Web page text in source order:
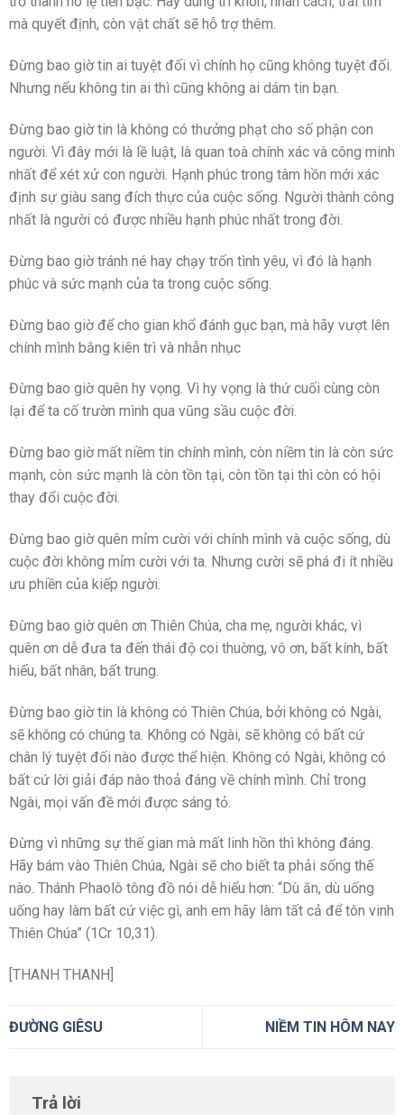
mà quyết định, còn vật chất sẽ hỗ trợ thêm.
Đừng bao giờ tin ai tuyệt đối vì chính họ cũng không tuyệt đối.
Nhưng nếu không tin ai thì cũng không ai dám tin bạn.
Đừng bao giờ tin là không có thưởng phạt cho số phận con
người. Vì đây mới là lề luật, là quan toà chính xác và công minh
nhất để xét xử con người. Hạnh phúc trong tâm hồn mới xác
định sự giàu sang đích thực của cuộc sống. Người thành công
nhất là người có được nhiều hạnh phúc nhất trong đời.
Đừng bao giờ tránh né hay chạy trốn tình yêu, vì đó là hạnh
phúc và sức mạnh của ta trong cuộc sống.
Đừng bao giờ để cho gian khổ đánh gục bạn, mà hãy vượt lên
chính mình bằng kiên trì và nhẫn nhục
Đừng bao giờ quên hy vọng. Vì hy vọng là thứ cuối cùng còn
lại để ta cố trườn mình qua vũng sầu cuộc đời.
Đừng bao giờ mất niềm tin chính mình, còn niềm tin là còn sức
mạnh, còn sức mạnh là còn tồn tại, còn tồn tại thì còn có hội
thay đổi cuộc đời.
Đừng bao giờ quên mỉm cười với chính mình và cuộc sống, dù
cuộc đời không mỉm cười với ta. Nhưng cười sẽ phá đi ít nhiều
ưu phiền của kiếp người.
Đừng bao giờ quên ơn Thiên Chúa, cha mẹ, người khác, vì
quên ơn dễ đưa ta đến thái độ coi thuờng, vô ơn, bất kính, bất
hiếu, bất nhân, bất trung.
Đừng bao giờ tin là không có Thiên Chúa, bởi không có Ngài,
sẽ không có chúng ta. Không có Ngài, sẽ không có bất cứ
chân lý tuyệt đối nào được thể hiện. Không có Ngài, không có
bất cứ lời giải đáp nào thoả đáng về chính mình. Chỉ trong
Ngài, mọi vấn đề mới được sáng tỏ.
Đừng vì những sự thế gian mà mất linh hồn thì không đáng.
Hãy bám vào Thiên Chúa, Ngài sẽ cho biết ta phải sống thế
nào. Thánh Phaolô tông đồ nói dễ hiểu hơn: “Dù ăn, dù uống
uống hay làm bất cứ việc gì, anh em hãy làm tất cả để tôn vinh
Thiên Chúa” (1Cr 10,31).
[THANH THANH]
ĐƯỜNG GIÊSU NIỀM TIN HÔM NAY
Trả lời